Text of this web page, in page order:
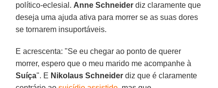
político-eclesial. Anne Schneider diz claramente que
deseja uma ajuda ativa para morrer se as suas dores
se tornarem insuportáveis.
E acrescenta: "Se eu chegar ao ponto de querer
morrer, espero que o meu marido me acompanhe à
Suíça". E Nikolaus Schneider diz que é claramente